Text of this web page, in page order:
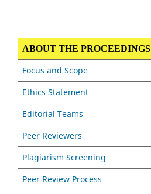
ABOUT THE PROCEEDINGS
Focus and Scope
Ethics Statement
Editorial Teams
Peer Reviewers
Plagiarism Screening
Peer Review Process